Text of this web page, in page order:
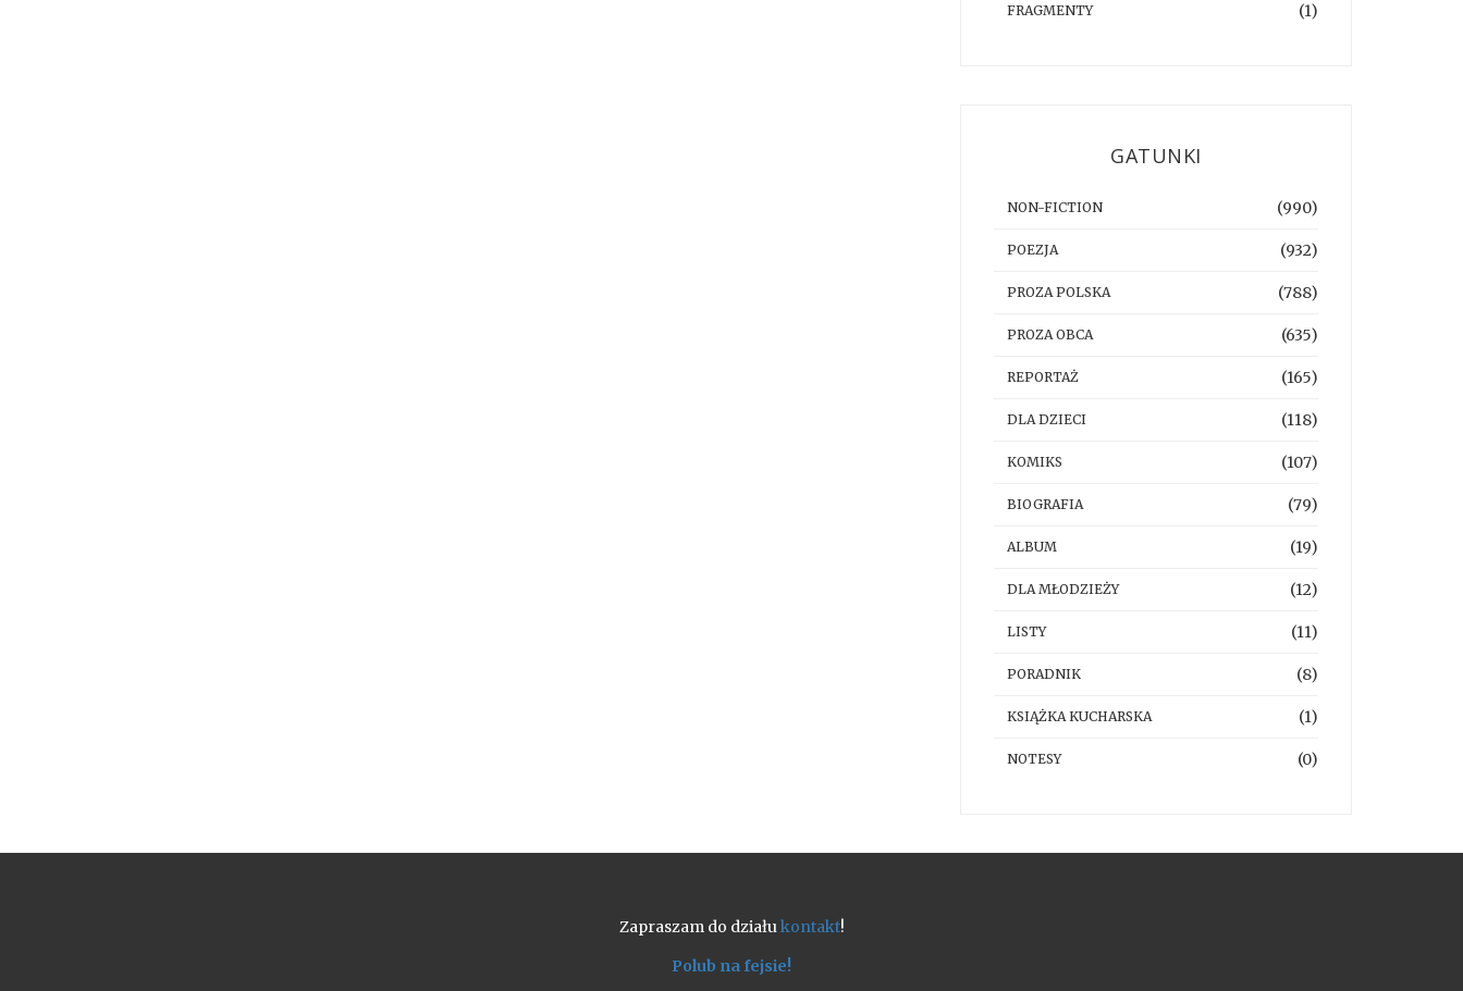
FRAGMENTY (1)
GATUNKI
NON-FICTION (990)
POEZJA (932)
PROZA POLSKA (788)
PROZA OBCA (635)
REPORTAŻ (165)
DLA DZIECI (118)
KOMIKS (107)
BIOGRAFIA (79)
ALBUM (19)
DLA MŁODZIEŻY (12)
LISTY (11)
PORADNIK (8)
KSIĄŻKA KUCHARSKA (1)
NOTESY (0)
Zapraszam do działukontakt!
Polub na fejsie!